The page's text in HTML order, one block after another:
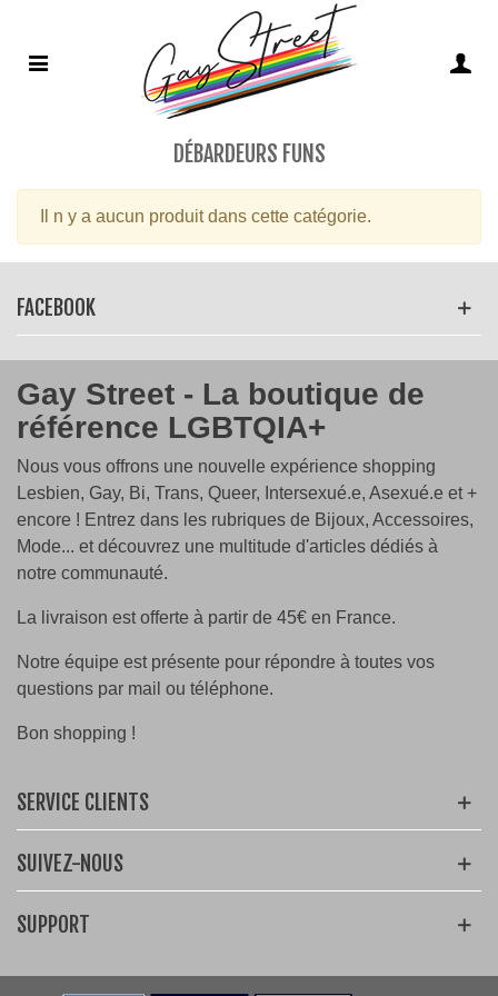
DÉBARDEURS FUNS
Il n y a aucun produit dans cette catégorie.
FACEBOOK
Gay Street - La boutique de
référence LGBTQIA+
Nous vous offrons une nouvelle expérience shopping
Lesbien, Gay, Bi, Trans, Queer, Intersexué.e, Asexué.e et +
encore ! Entrez dans les rubriques de Bijoux, Accessoires,
Mode... et découvrez une multitude d'articles dédiés à
notre communauté.
La livraison est offerte à partir de 45€ en France.
Notre équipe est présente pour répondre à toutes vos
questions par mail ou téléphone.
Bon shopping !
SERVICE CLIENTS
SUIVEZ-NOUS
SUPPORT